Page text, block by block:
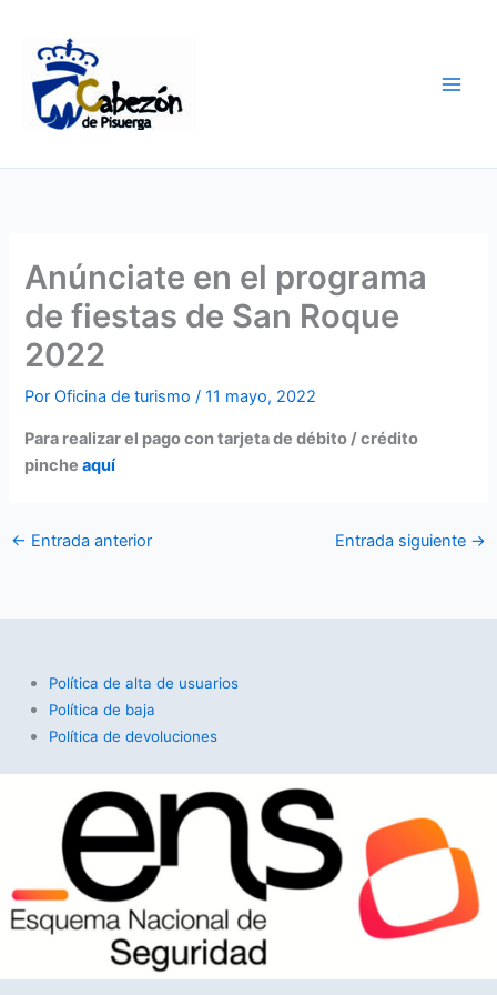
contenido
Anúnciate en el programa
de fiestas de San Roque
2022
PorOficina de turismo/11 mayo, 2022
Para realizar el pago con tarjeta de débito / crédito
pincheaquí
← Entrada anterior Entrada siguiente →
Política de alta de usuarios
Política de baja
Política de devoluciones